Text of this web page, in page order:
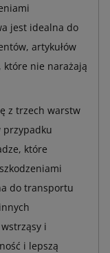
jest idealna do
artykułów
nie narażają
z trzech warstw
przypadku
które
do transportu
i
i lepszą